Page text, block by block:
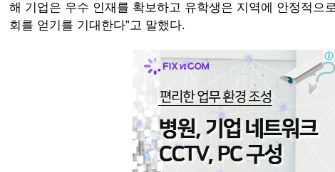
해 기업은 우수 인재를 확보하고 유학생은 지역에 안정적으
회를 얻기를 기대한다”고 말했다.